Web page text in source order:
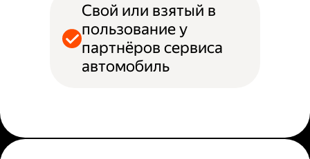
Свой или взятый в
пользование у
партнёров сервиса
автомобиль